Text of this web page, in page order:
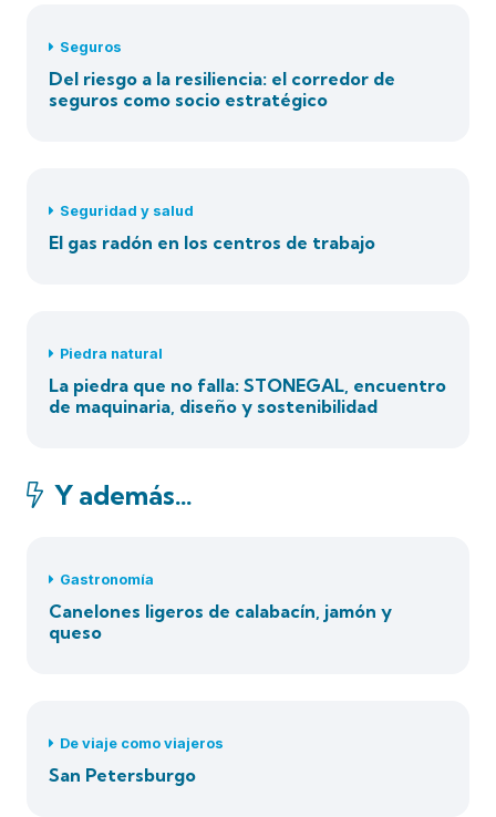
Seguros
Del riesgo a la resiliencia: el corredor de
seguros como socio estratégico
Seguridad y salud
El gas radón en los centros de trabajo
Piedra natural
La piedra que no falla: STONEGAL, encuentro
de maquinaria, diseño y sostenibilidad
Y además…
Gastronomía
Canelones ligeros de calabacín, jamón y
queso
De viaje como viajeros
San Petersburgo